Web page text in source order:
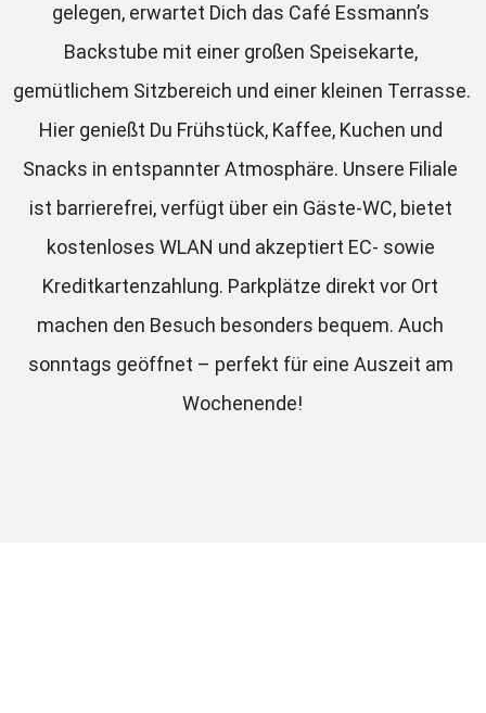
gelegen, erwartet Dich das Café Essmann’s
Backstube mit einer großen Speisekarte,
gemütlichem Sitzbereich und einer kleinen Terrasse.
Hier genießt Du Frühstück, Kaffee, Kuchen und
Snacks in entspannter Atmosphäre. Unsere Filiale
ist barrierefrei, verfügt über ein Gäste-WC, bietet
kostenloses WLAN und akzeptiert EC- sowie
Kreditkartenzahlung. Parkplätze direkt vor Ort
machen den Besuch besonders bequem. Auch
sonntags geöffnet – perfekt für eine Auszeit am
Wochenende!